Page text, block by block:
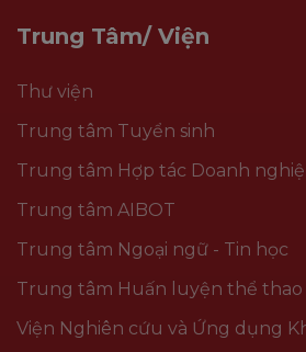
Trung Tâm/ Viện
Thư viện
Trung tâm Tuyển sinh
Trung tâm Hợp tác Doanh
Trung tâm AIBOT
Trung tâm Ngoại ngữ - Tin học
Trung tâm Huấn luyện thể thao
Viện Nghiên cứu và Ứng dụng